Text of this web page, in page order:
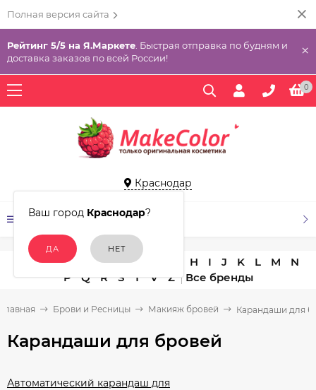
Полная версия сайта
Рейтинг 5/5 на Я.Маркете . Быстрая отправка по будням и
доставка заказов по всей России!
×
0
Краснодар
Ваш город Краснодар?
КАТАЛОГ ТОВАРОВ
A C D E H I J K L M
N
P
Q R S T V Z
Главная Брови и Ресницы Макияж бровей Карандаши для
Карандаши для бровей
Автоматический карандаш для